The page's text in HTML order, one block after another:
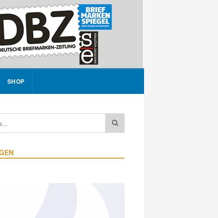
SHOP